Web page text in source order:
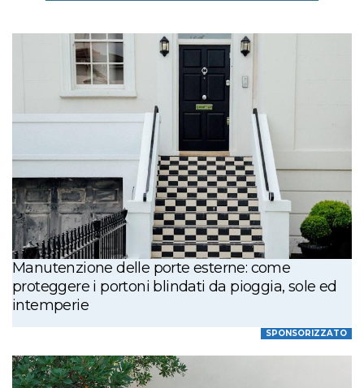
Manutenzione delle porte esterne: come
proteggere i portoni blindati da pioggia, sole ed
intemperie
SPONSORIZZATO